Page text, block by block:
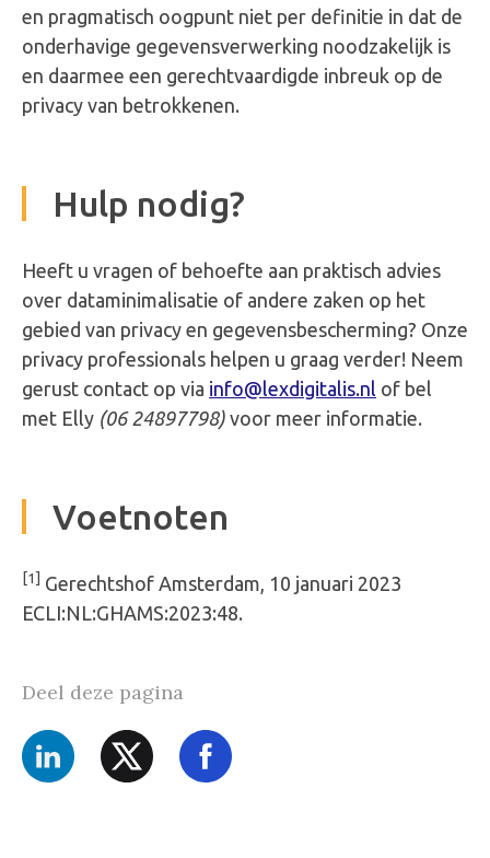
en pragmatisch oogpunt niet per definitie in dat de
onderhavige gegevensverwerking noodzakelijk is
en daarmee een gerechtvaardigde inbreuk op de
privacy van betrokkenen.
Hulp nodig?
Heeft u vragen of behoefte aan praktisch advies
over dataminimalisatie of andere zaken op het
gebied van privacy en gegevensbescherming? Onze
privacy professionals helpen u graag verder! Neem
gerust contact op via info@lexdigitalis.nl of bel
met Elly (06 24897798) voor meer informatie.
Voetnoten
[1] Gerechtshof Amsterdam, 10 januari 2023
ECLI:NL:GHAMS:2023:48.
Deel deze pagina